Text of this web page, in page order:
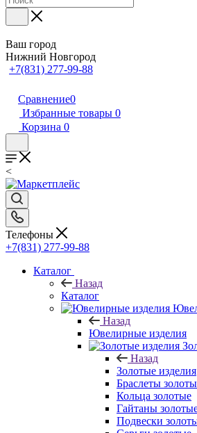
Ваш город
Нижний Новгород
+7(831) 277-99-88
Сравнение0
Избранные товары 0
Корзина 0
<
Телефоны
+7(831) 277-99-88
Каталог
Назад
Каталог
Назад
Ювелирные изделия
Назад
Золотые изделия
Браслеты
Кольца золотые
Гайтаны
Подвески